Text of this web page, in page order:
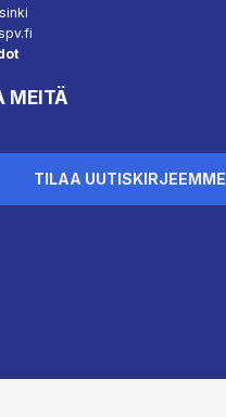
MEITÄ
TILAA UUTISKIRJEEMME